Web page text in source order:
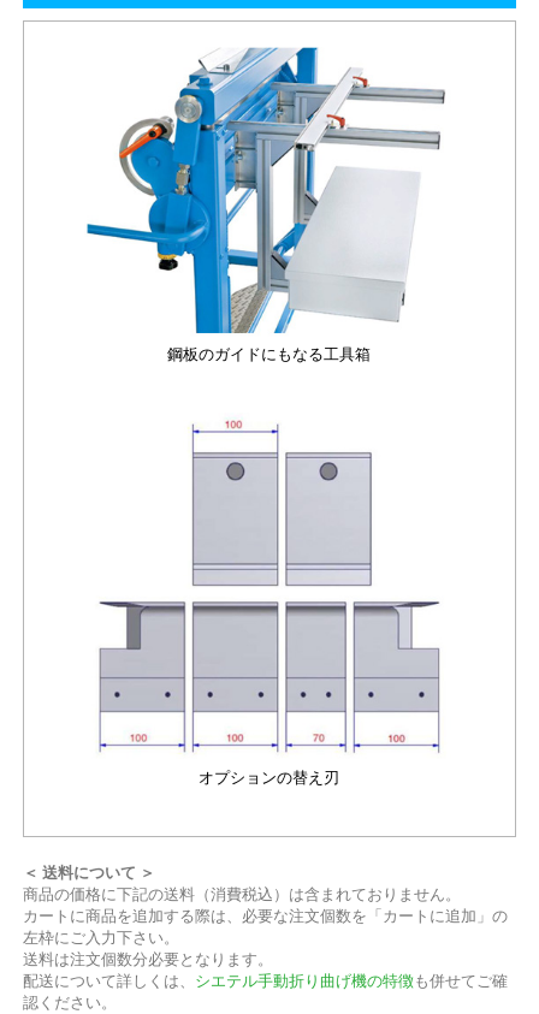
鋼板のガイドにもなる工具箱
オプションの替え刃
＜ 送料について ＞
商品の価格に下記の送料（消費税込）は含まれておりません。
カートに商品を追加する際は、必要な注文個数を「カートに追加」の
左枠にご入力下さい。
送料は注文個数分必要となります。
配送について詳しくは、 シエテル手動折り曲げ機の特徴も併せてご確
認ください。